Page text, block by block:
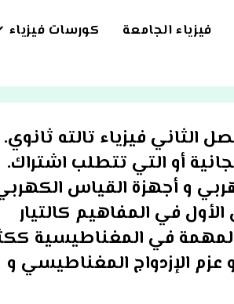
فيزياء الجامعة كورسات فيزياء
الثاني فيزياء تالته ثانوي.
أو التي تتطلب اشتراك.
و أجهزة القياس
في المفاهيم كالتيار
في المغناطيسية
الإزدواج المغناطيسي و